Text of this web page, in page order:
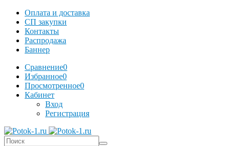
Оплата и доставка
СП закупки
Контакты
Распродажа
Баннер
Сравнение0
Избранное0
Просмотренное0
Кабинет
Вход
Регистрация